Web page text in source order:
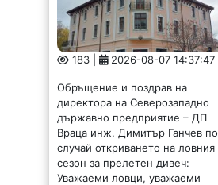
183 | 2026-08-07 14:37:47
Обръщение и поздрав на
директора на Северозападно
държавно предприятие – ДП
Враца инж. Димитър Ганчев по
случай откриването на ловния
сезон за прелетен дивеч:
Уважаеми ловци, уважаеми